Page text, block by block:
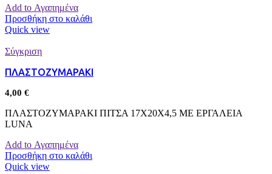
Add to Αγαπημένα
Προσθήκη στο καλάθι
Quick view
Σύγκριση
ΠΛΑΣΤΟΖΥΜΑΡΑΚΙ
4,00 €
ΠΛΑΣΤΟΖΥΜΑΡΑΚΙ ΠΙΤΣΑ 17Χ20Χ4,5 ΜΕ ΕΡΓΑΛΕΙΑ
LUNA
Add to Αγαπημένα
Προσθήκη στο καλάθι
Quick view